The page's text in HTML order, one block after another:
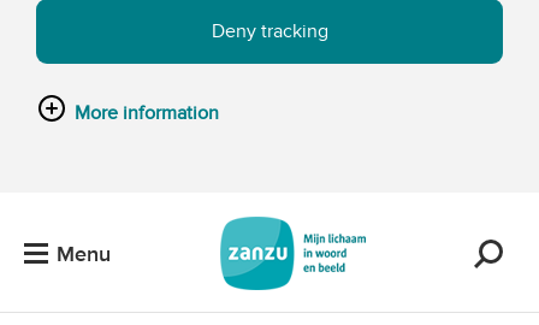
Deny tracking
More information
Menu